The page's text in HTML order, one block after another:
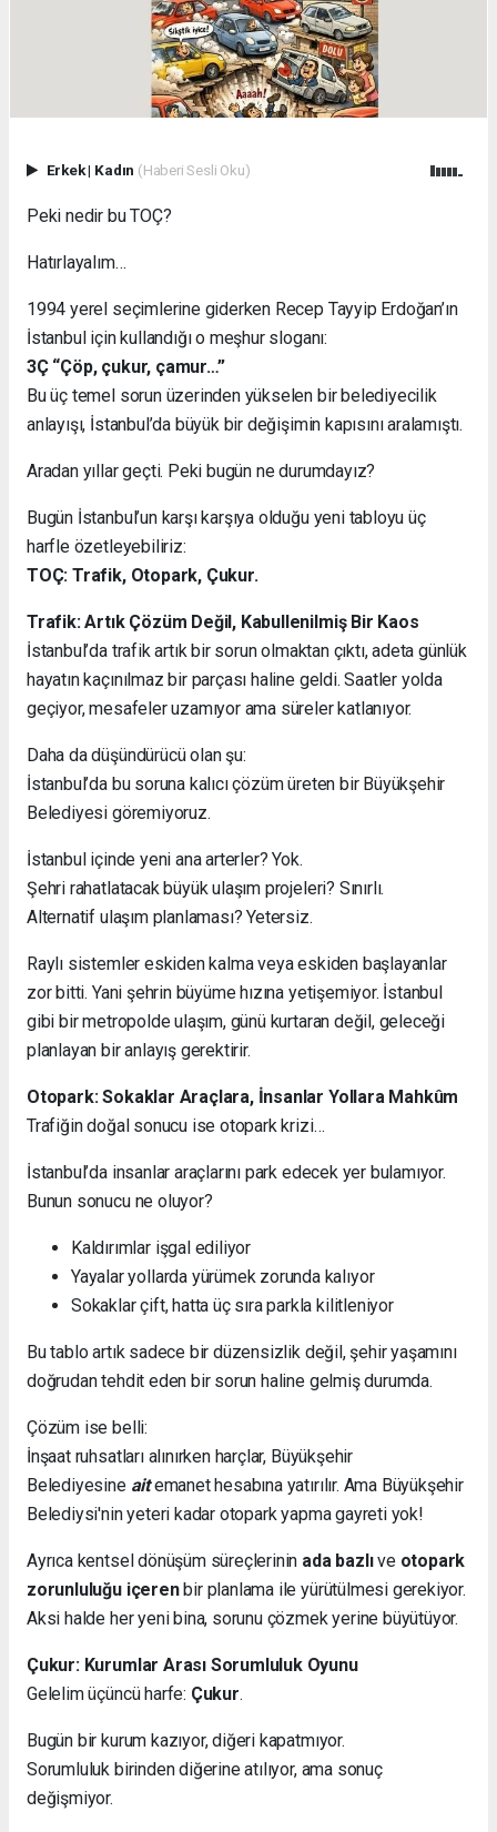
Erkek| Kadın (Haberi Sesli Oku)
Peki nedir bu TOÇ?
Hatırlayalım…
1994 yerel seçimlerine giderken Recep Tayyip Erdoğan’ın
İstanbul için kullandığı o meşhur sloganı:
3Ç “Çöp, çukur, çamur…”
Bu üç temel sorun üzerinden yükselen bir belediyecilik
anlayışı, İstanbul’da büyük bir değişimin kapısını aralamıştı.
Aradan yıllar geçti. Peki bugün ne durumdayız?
Bugün İstanbul’un karşı karşıya olduğu yeni tabloyu üç
harfle özetleyebiliriz:
TOÇ: Trafik, Otopark, Çukur.
Trafik: Artık Çözüm Değil, Kabullenilmiş Bir Kaos
İstanbul’da trafik artık bir sorun olmaktan çıktı, adeta günlük
hayatın kaçınılmaz bir parçası haline geldi. Saatler yolda
geçiyor, mesafeler uzamıyor ama süreler katlanıyor.
Daha da düşündürücü olan şu:
İstanbul’da bu soruna kalıcı çözüm üreten bir Büyükşehir
Belediyesi göremiyoruz.
İstanbul içinde yeni ana arterler? Yok.
Şehri rahatlatacak büyük ulaşım projeleri? Sınırlı.
Alternatif ulaşım planlaması? Yetersiz.
Raylı sistemler eskiden kalma veya eskiden başlayanlar
zor bitti. Yani şehrin büyüme hızına yetişemiyor. İstanbul
gibi bir metropolde ulaşım, günü kurtaran değil, geleceği
planlayan bir anlayış gerektirir.
Otopark: Sokaklar Araçlara, İnsanlar Yollara Mahkûm
Trafiğin doğal sonucu ise otopark krizi…
İstanbul’da insanlar araçlarını park edecek yer bulamıyor.
Bunun sonucu ne oluyor?
Kaldırımlar işgal ediliyor
Yayalar yollarda yürümek zorunda kalıyor
Sokaklar çift, hatta üç sıra parkla kilitleniyor
Bu tablo artık sadece bir düzensizlik değil, şehir yaşamını
doğrudan tehdit eden bir sorun haline gelmiş durumda.
Çözüm ise belli:
İnşaat ruhsatları alınırken harçlar, Büyükşehir
Belediyesine aitemanet hesabına yatırılır. Ama Büyükşehir
Belediysi'nin yeteri kadar otopark yapma gayreti yok!
Ayrıca kentsel dönüşüm süreçlerinin ada bazlıve otopark
zorunluluğu içerenbir planlama ile yürütülmesi gerekiyor.
Aksi halde her yeni bina, sorunu çözmek yerine büyütüyor.
Çukur: Kurumlar Arası Sorumluluk Oyunu
Gelelim üçüncü harfe: Çukur.
Bugün bir kurum kazıyor, diğeri kapatmıyor.
Sorumluluk birinden diğerine atılıyor, ama sonuç
değişmiyor.